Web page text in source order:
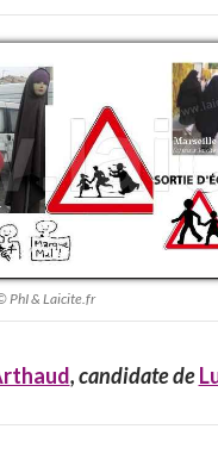
PhI & Laicite.fr
, candidate de